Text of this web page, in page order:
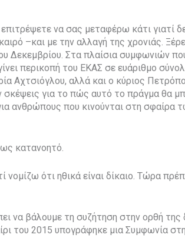
να σας μεταφέρω κάτι γιατί
–και με την αλλαγή της χρονιάς.
Δεκεμβρίου. Στα πλαίσια συμφωνιών
περικοπή του ΕΚΑΣ σε ευάριθμο
Αχτσιόγλου, αλλά και ο κύριος
σκέψεις για το πώς αυτό το πράγμα θα
ανθρώπους που κινούνται στη σφαίρα
κατανοητό.
ότι ηθικά είναι δίκαιο. Τώρα
να βάλουμε τη συζήτηση στην ορθή της
του 2015 υπογράφηκε μια Συμφωνία